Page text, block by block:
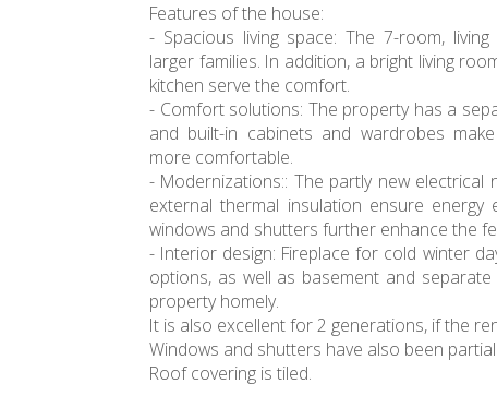
Features of the house:
- Spacious living space: The 7-room,
larger families. In addition, a bright living
kitchen serve the comfort.
- Comfort solutions: The property has a
and built-in cabinets and wardrobes
more comfortable.
- Modernizations:: The partly new electrical
external thermal insulation ensure energy
windows and shutters further enhance the
- Interior design: Fireplace for cold winter
options, as well as basement and
property homely.
It is also excellent for 2 generations, if the
Windows and shutters have also been
Roof covering is tiled.